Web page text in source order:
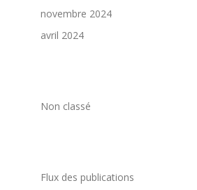
novembre 2024
avril 2024
Non classé
Flux des publications